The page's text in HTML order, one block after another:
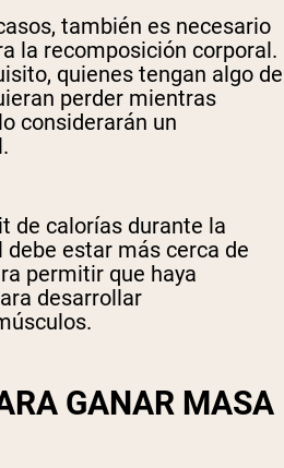
también es necesario
la recomposición corporal.
quienes tengan algo de
perder mientras
considerarán un
de calorías durante la
estar más cerca de
permitir que haya
desarrollar
GANAR MASA